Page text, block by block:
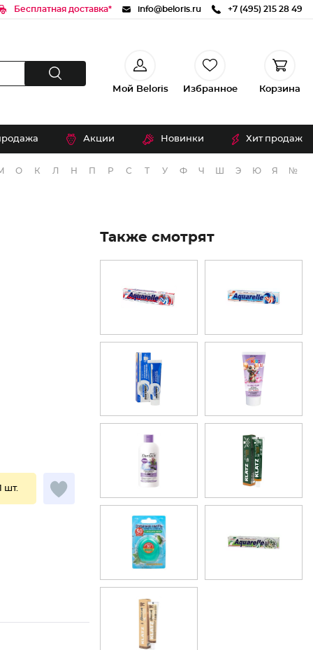
Бесплатная доставка* info@beloris.ru +7 (495) 215 28 49
Мой Beloris Избранное Корзина
Акции Новинки Хит продаж
О К Л Н П Р С Т У Ф Ч Э Ю Я №
шт.
Также смотрят